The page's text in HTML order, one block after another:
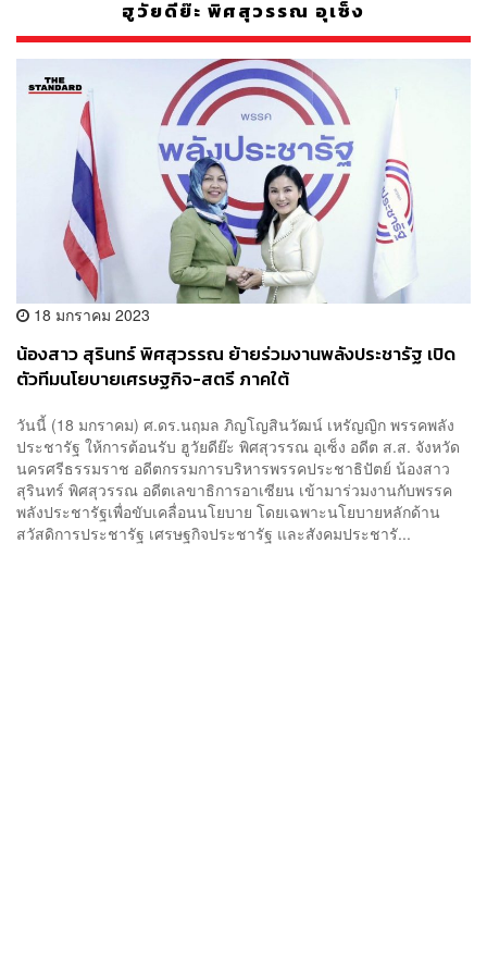
ฮูวัยดีย๊ะ พิศสุวรรณ อุเซ็ง
18 มกราคม 2023
น้องสาว สุรินทร์ พิศสุวรรณ ย้ายร่วมงานพลังประชารัฐ เปิด
ตัวทีมนโยบายเศรษฐกิจ-สตรี ภาคใต้
วันนี้ (18 มกราคม) ศ.ดร.นฤมล ภิญโญสินวัฒน์ เหรัญญิก พรรคพลัง
ประชารัฐ ให้การต้อนรับ ฮูวัยดีย๊ะ พิศสุวรรณ อุเซ็ง อดีต ส.ส. จังหวัด
นครศรีธรรมราช อดีตกรรมการบริหารพรรคประชาธิปัตย์ น้องสาว
สุรินทร์ พิศสุวรรณ อดีตเลขาธิการอาเซียน เข้ามาร่วมงานกับพรรค
พลังประชารัฐเพื่อขับเคลื่อนนโยบาย โดยเฉพาะนโยบายหลักด้าน
สวัสดิการประชารัฐ เศรษฐกิจประชารัฐ และสังคมประชารั...